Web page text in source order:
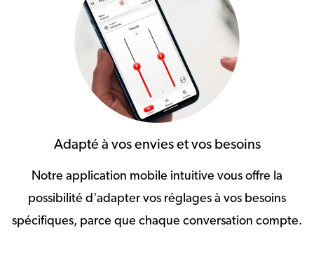
Adapté à vos envies et vos besoins
Notre application mobile intuitive vous offre la
possibilité d'adapter vos réglages à vos besoins
spécifiques, parce que chaque conversation compte.